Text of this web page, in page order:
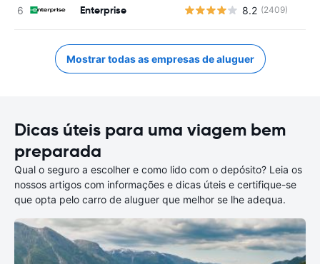
Enterprise 8.2 (2409)
Mostrar todas as empresas de aluguer
Dicas úteis para uma viagem bem
preparada
Qual o seguro a escolher e como lido com o depósito? Leia os
nossos artigos com informações e dicas úteis e certifique-se
que opta pelo carro de aluguer que melhor se lhe adequa.